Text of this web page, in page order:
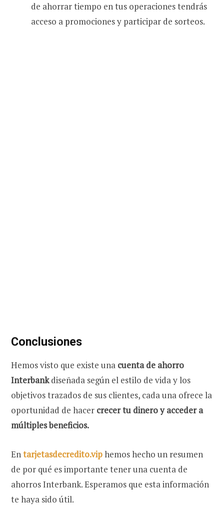
de ahorrar tiempo en tus operaciones tendrás
acceso a promociones y participar de sorteos.
Conclusiones
Hemos visto que existe una cuenta de ahorro
Interbankdiseñada según el estilo de vida y los
objetivos trazados de sus clientes, cada una ofrece la
oportunidad de hacer crecer tu dinero y acceder a
múltiples beneficios.
Entarjetasdecredito.viphemos hecho un resumen
de por qué es importante tener una cuenta de
ahorros Interbank. Esperamos que esta información
te haya sido útil.